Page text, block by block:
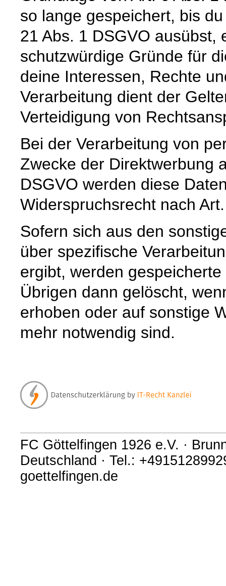
so lange gespeichert, bis
21 Abs. 1 DSGVO ausübst,
schutzwürdige Gründe für
deine Interessen, Rechte
Verarbeitung dient der
Verteidigung von
Bei der Verarbeitung von
Zwecke der Direktwerbung
DSGVO werden diese
Widerspruchsrecht nach
Sofern sich aus den
über spezifische
ergibt, werden
Übrigen dann gelöscht,
erhoben oder auf sonstige
mehr notwendig sind.
FC Göttelfingen 1926 e.V. ·
Deutschland · Tel.:
goettelfingen.de